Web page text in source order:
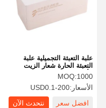
علبة التعبئة التجميلية علبة
التعبئة الحارة شعار الزيت
الأساسي علبة الاشتراك
MOQ:1000
الأسعار:USD0.1-200
افضل سعر
نتحدث الآن